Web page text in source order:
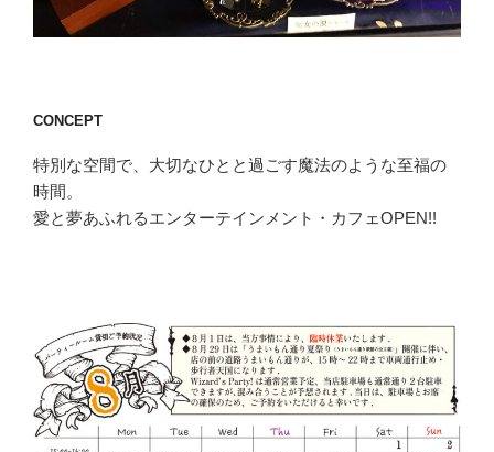
CONCEPT
特別な空間で、大切なひとと過ごす魔法のような至福の
時間。
愛と夢あふれるエンターテインメント・カフェOPEN!!